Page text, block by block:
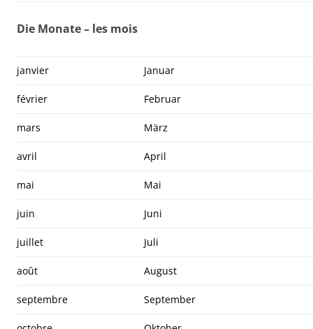
Die Monate – les mois
janvier Januar
février Februar
mars März
avril April
mai Mai
juin Juni
juillet Juli
août August
septembre September